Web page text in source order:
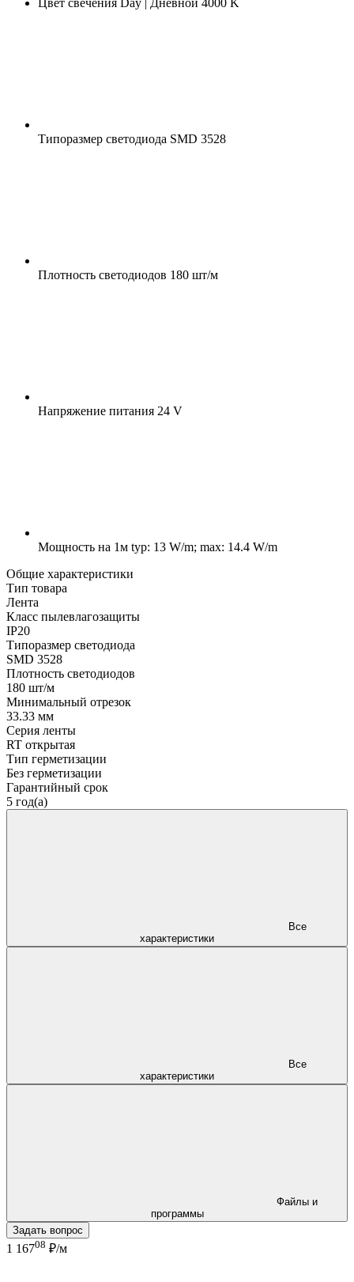
Типоразмер светодиода SMD 3528
Плотность светодиодов 180 шт/м
Напряжение питания 24 V
Мощность на 1м typ: 13 W/m; max: 14.4 W/m
Общие характеристики
Тип товара
Лента
Класс пылевлагозащиты
IP20
Типоразмер светодиода
SMD 3528
Плотность светодиодов
180 шт/м
Минимальный отрезок
33.33 мм
Серия ленты
RT открытая
Тип герметизации
Без герметизации
Гарантийный срок
5 год(а)
характеристики
характеристики
программы
Задать вопрос
1 16708 ₽/м